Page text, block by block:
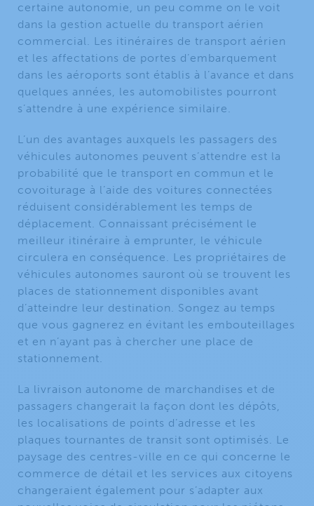
certaine autonomie, un peu comme on le voit
dans la gestion actuelle du transport aérien
commercial. Les itinéraires de transport aérien
et les affectations de portes d’embarquement
dans les aéroports sont établis à l’avance et dans
quelques années, les automobilistes pourront
s’attendre à une expérience similaire.
L’un des avantages auxquels les passagers des
véhicules autonomes peuvent s’attendre est la
probabilité que le transport en commun et le
covoiturage à l’aide des voitures connectées
réduisent considérablement les temps de
déplacement. Connaissant précisément le
meilleur itinéraire à emprunter, le véhicule
circulera en conséquence. Les propriétaires de
véhicules autonomes sauront où se trouvent les
places de stationnement disponibles avant
d’atteindre leur destination. Songez au temps
que vous gagnerez en évitant les embouteillages
et en n’ayant pas à chercher une place de
stationnement.
La livraison autonome de marchandises et de
passagers changerait la façon dont les dépôts,
les localisations de points d’adresse et les
plaques tournantes de transit sont optimisés. Le
paysage des centres-ville en ce qui concerne le
commerce de détail et les services aux citoyens
changeraient également pour s’adapter aux